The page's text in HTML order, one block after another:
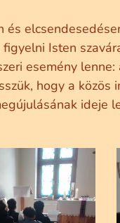
Isten
esemény
hogy a közös
ideje